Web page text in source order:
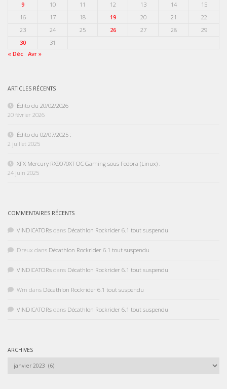
9
10 11 12 13 14
15
16
17 18 19 20 21
22
23
24 25 26 27 28
29
30
31
« Déc Avr »
ARTICLES RÉCENTS
Édito du 20/02/2026
20 février 2026
Édito du 02/07/2025 :
2 juillet 2025
XFX Mercury RX9070XT OC Gaming sous Fedora (Linux) :
24 juin 2025
COMMENTAIRES RÉCENTS
VINDICATORs dans Décathlon Rockrider 6.1 tout suspendu
Dreux dans Décathlon Rockrider 6.1 tout suspendu
VINDICATORs dans Décathlon Rockrider 6.1 tout suspendu
Wm dans Décathlon Rockrider 6.1 tout suspendu
VINDICATORs dans Décathlon Rockrider 6.1 tout suspendu
ARCHIVES